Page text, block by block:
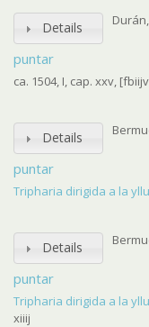
Details
puntar
ca. 1504, I, cap. xxv,
Details
puntar
Tripharia dirigida a la
Details
puntar
Tripharia dirigida a la
xiiij